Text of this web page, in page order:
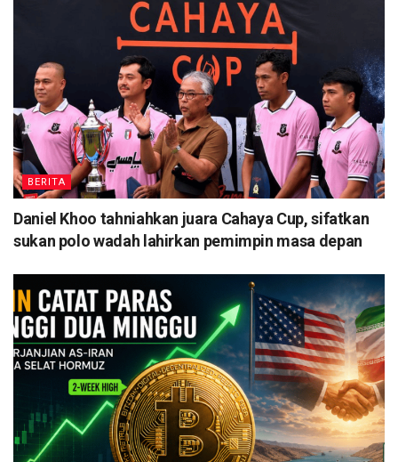
BERITA
Daniel Khoo tahniahkan juara Cahaya Cup, sifatkan
sukan polo wadah lahirkan pemimpin masa depan